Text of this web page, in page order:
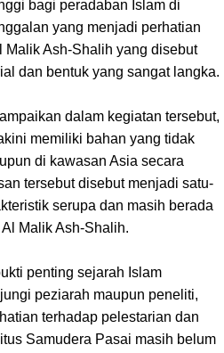
bagi peradaban Islam di
yang menjadi perhatian
Malik Ash-Shalih yang disebut
dan bentuk yang sangat langka.
dalam kegiatan tersebut,
memiliki bahan yang tidak
di kawasan Asia secara
tersebut disebut menjadi satu-
serupa dan masih berada
Malik Ash-Shalih.
penting sejarah Islam
peziarah maupun peneliti,
terhadap pelestarian dan
Samudera Pasai masih belum